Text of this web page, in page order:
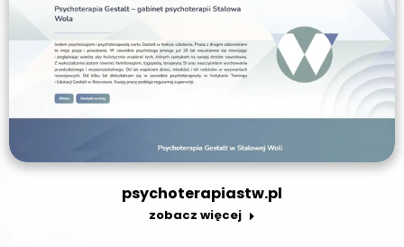
psychoterapiastw.pl
zobacz więcej